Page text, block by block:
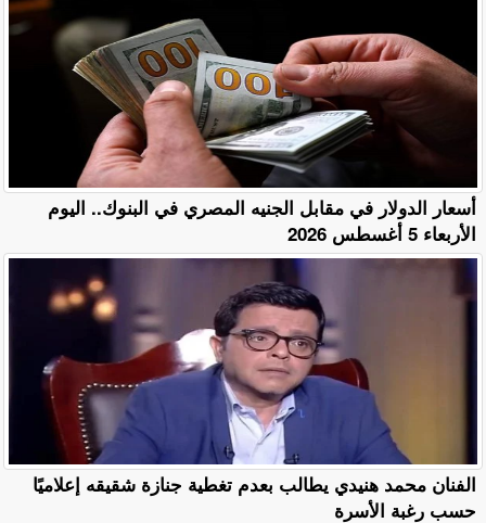
أسعار الدولار في مقابل الجنيه المصري في البنوك.. اليوم
الأربعاء 5 أغسطس 2026
الفنان محمد هنيدي يطالب بعدم تغطية جنازة شقيقه إعلاميًا
حسب رغبة الأسرة